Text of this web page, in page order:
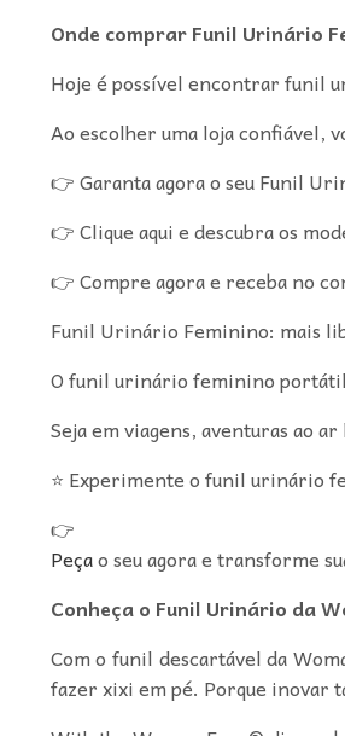
Onde comprar Funil Urinário
Hoje é possível encontrar funil
Ao escolher uma loja confiável,
👉 Garanta agora o seu Funil
👉 Clique aqui e descubra os
👉 Compre agora e receba no
Funil Urinário Feminino: mais
O funil urinário feminino portátil
Seja em viagens, aventuras ao
⭐ Experimente o funil urinário
👉
Peçao seu agora e transforme
Conheça o Funil Urinário da
Com o funil descartável da
fazer xixi em pé. Porque inovar